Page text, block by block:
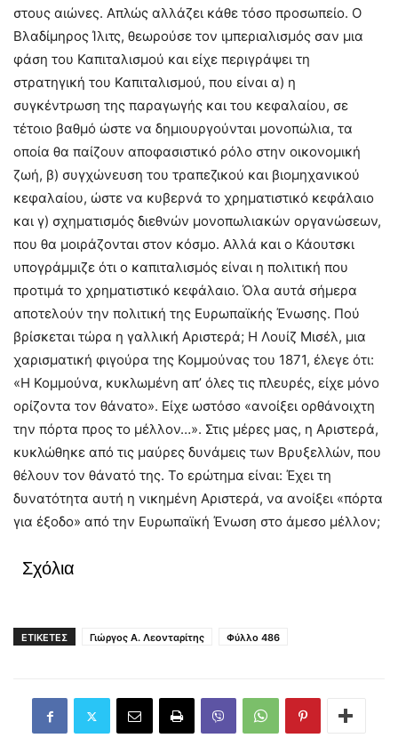
στους αιώνες. Απλώς αλλάζει κάθε τόσο προσωπείο. Ο
Βλαδίμηρος Ίλιτς, θεωρούσε τον ιμπεριαλισμός σαν μια
φάση του Καπιταλισμού και είχε περιγράψει τη
στρατηγική του Καπιταλισμού, που είναι α) η
συγκέντρωση της παραγωγής και του κεφαλαίου, σε
τέτοιο βαθμό ώστε να δημιουργούνται μονοπώλια, τα
οποία θα παίζουν αποφασιστικό ρόλο στην οικονομική
ζωή, β) συγχώνευση του τραπεζικού και βιομηχανικού
κεφαλαίου, ώστε να κυβερνά το χρηματιστικό κεφάλαιο
και γ) σχηματισμός διεθνών μονοπωλιακών οργανώσεων,
που θα μοιράζονται στον κόσμο. Αλλά και ο Κάουτσκι
υπογράμμιζε ότι ο καπιταλισμός είναι η πολιτική που
προτιμά το χρηματιστικό κεφάλαιο. Όλα αυτά σήμερα
αποτελούν την πολιτική της Ευρωπαϊκής Ένωσης. Πού
βρίσκεται τώρα η γαλλική Αριστερά; Η Λουίζ Μισέλ, μια
χαρισματική φιγούρα της Κομμούνας του 1871, έλεγε ότι:
«Η Κομμούνα, κυκλωμένη απ’ όλες τις πλευρές, είχε μόνο
ορίζοντα τον θάνατο». Είχε ωστόσο «ανοίξει ορθάνοιχτη
την πόρτα προς το μέλλον…». Στις μέρες μας, η Αριστερά,
κυκλώθηκε από τις μαύρες δυνάμεις των Βρυξελλών, που
θέλουν τον θάνατό της. Το ερώτημα είναι: Έχει τη
δυνατότητα αυτή η νικημένη Αριστερά, να ανοίξει «πόρτα
για έξοδο» από την Ευρωπαϊκή Ένωση στο άμεσο μέλλον;
Σχόλια
ΕΤΙΚΕΤΕΣ Γιώργος Α. Λεονταρίτης Φύλλο 486